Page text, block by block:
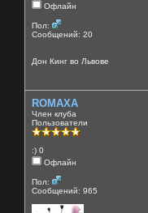
Офлайн
Пол:
Сообщений: 20
Дон Кинг во Львове
ROMAXA
Член клуба
Пользователи
:) 0
Офлайн
Пол:
Сообщений: 965